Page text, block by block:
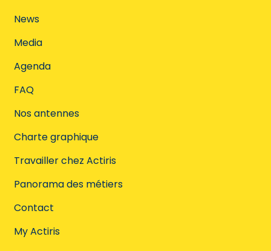
News
Media
Agenda
FAQ
Nos antennes
Charte graphique
Travailler chez Actiris
Panorama des métiers
Contact
My Actiris